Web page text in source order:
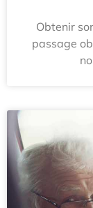
Obtenir
passage